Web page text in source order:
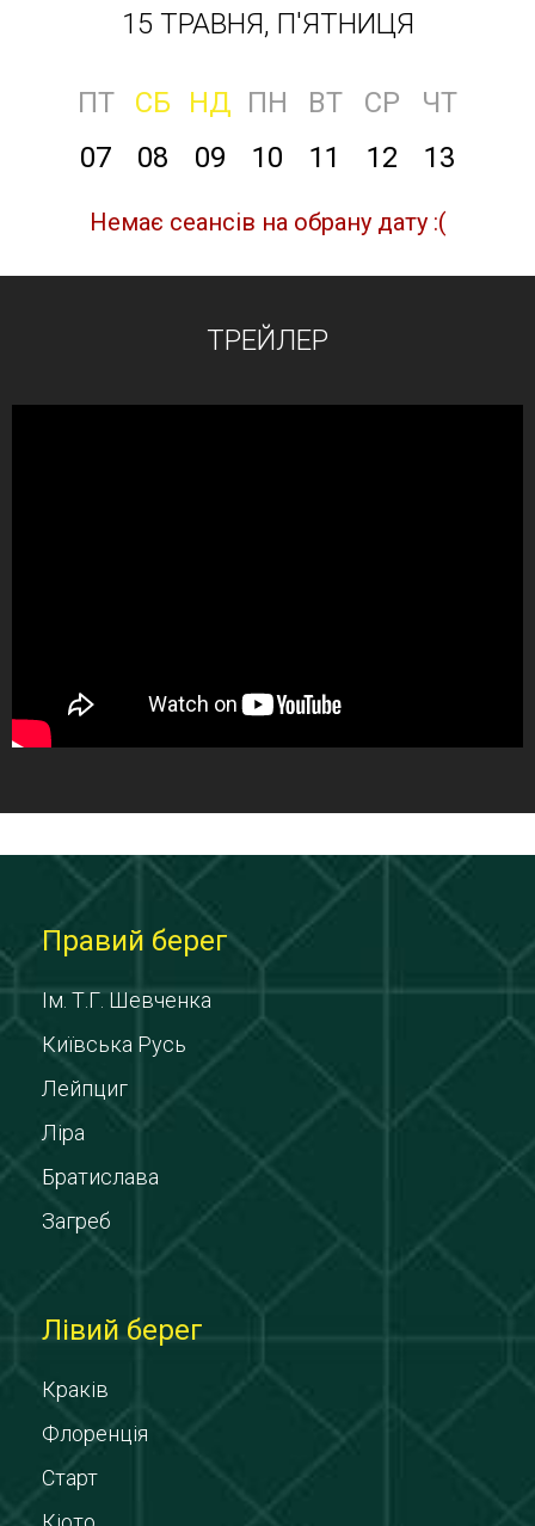
15 ТРАВНЯ, П'ЯТНИЦЯ
ПТ СБ НД ПН ВТ СР
ЧТ
07
08 09 10 11 12 13
Немає сеансів на обрану дату :(
ТРЕЙЛЕР
Правий берег
Ім. Т.Г. Шевченка
Київська Русь
Лейпциг
Ліра
Братислава
Загреб
Лівий берег
Краків
Флоренція
Старт